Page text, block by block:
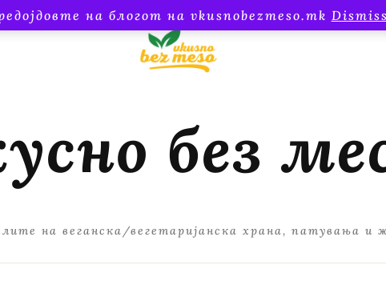
на блогот на vkusnobezmeso.mk Dismiss
без
на веганска/вегетаријанска храна, патувања и